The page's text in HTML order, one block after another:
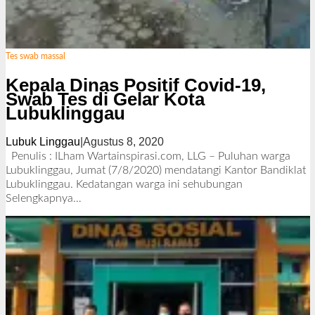
Tes swab massal
Kepala Dinas Positif Covid-19,
Swab Tes di Gelar Kota
Lubuklinggau
Lubuk Linggau Agustus 8, 2020o
l
e
h
d
a
k
s
i
Penulis : ILham Wartainspirasi.com, LLG – Puluhan warga
Lubuklinggau, Jumat (7/8/2020) mendatangi Kantor Bandiklat
Lubuklinggau. Kedatangan warga ini sehubungan
Selengkapnya…